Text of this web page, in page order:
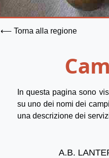
⟵ Torna alla regione
In questa pagina sono
su uno dei nomi dei
una descrizione dei
A.B.